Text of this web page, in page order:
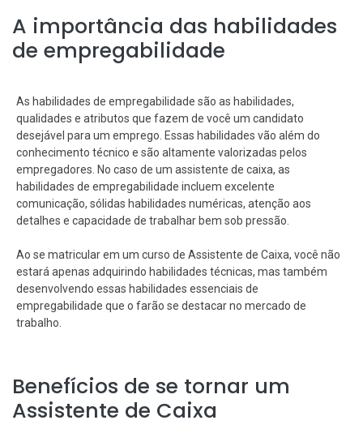
A importância das habilidades
de empregabilidade
As habilidades de empregabilidade são as habilidades,
qualidades e atributos que fazem de você um candidato
desejável para um emprego. Essas habilidades vão além do
conhecimento técnico e são altamente valorizadas pelos
empregadores. No caso de um assistente de caixa, as
habilidades de empregabilidade incluem excelente
comunicação, sólidas habilidades numéricas, atenção aos
detalhes e capacidade de trabalhar bem sob pressão.
Ao se matricular em um curso de Assistente de Caixa, você não
estará apenas adquirindo habilidades técnicas, mas também
desenvolvendo essas habilidades essenciais de
empregabilidade que o farão se destacar no mercado de
trabalho.
Benefícios de se tornar um
Assistente de Caixa